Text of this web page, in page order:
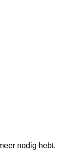
nodig hebt.